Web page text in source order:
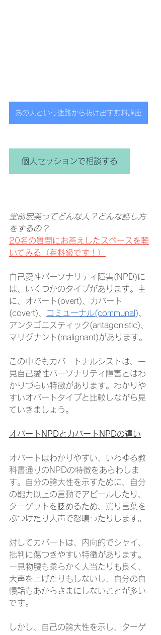
あの人という迷路から抜け出す無料講座
個人セッションで相談する
堂前宏美ってどんな人？どんな話し方
をするの？
20名の質問にお答えしたスペースを聴
いてみる（有料級です！）
自己愛性パーソナリティ障害(NPD)に
は、いくつかのタイプがあります。主
に、オバート(overt)、カバート
(covert)、
コミューナル(communal )、
アンタゴニスティック(antagonistic)、
マリグナント(malignant)があります。
この中でもカバートナルシストは、一
見自己愛性パーソナリティ障害とはわ
かりづらい特徴があります。わかりや
すいオバートタイプと比較しながら見
ていきましょう。
オバートNPDとカバートNPDの違い
オバートはわかりやすい、いわゆる教
科書通りのNPDの特徴をあらわしま
す。自分の誇大性を示すために、自分
の能力以上の言動でアピールしたり、
ターゲットを貶めるため、罵り言葉を
ぶつけたり大声で怒鳴ったりします。
対してカバートは、内向的でシャイ、
批判に傷つきやすい特徴があります。
一見物腰も柔らかく人当たりも良く、
大声を上げたりもしないし、自分の自
慢話もあからさまにしないことが多い
です。
しかし、自己の誇大性を示し、ターゲ